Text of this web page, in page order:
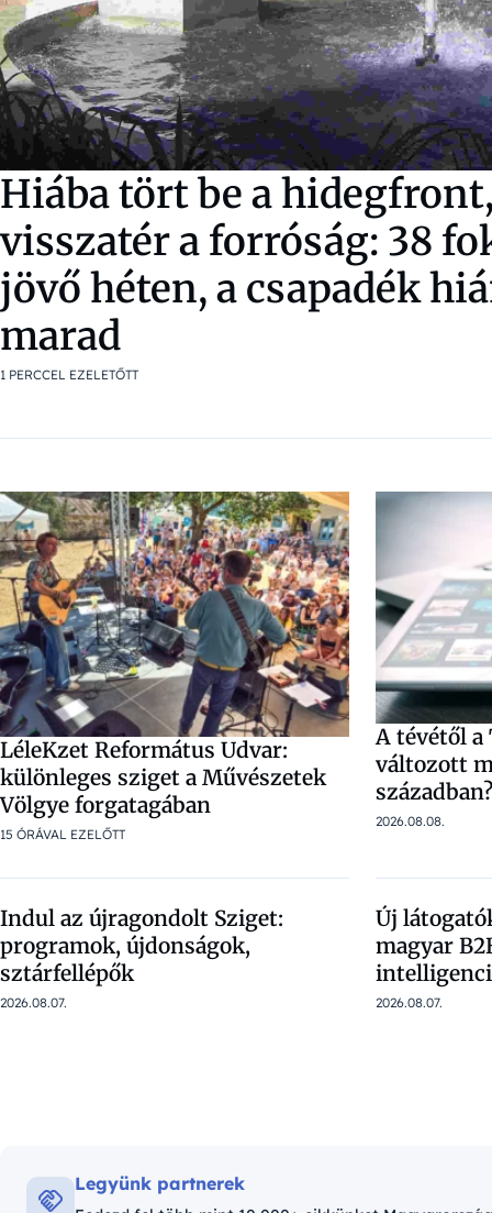
Hiába tört be a
visszatér a forróság: 38
jövő héten, a csapadék
marad
1 PERCCEL EZELETŐTT
LéleKzet Református Udvar:
különleges sziget a Művészetek
Völgye forgatagában
15 ÓRÁVAL EZELŐTT
A tévétől
változott
században?
2026.08.08.
Indul az újragondolt Sziget:
programok, újdonságok,
sztárfellépők
2026.08.07.
Új
magyar
2026.08.07.
Legyünk partnerek